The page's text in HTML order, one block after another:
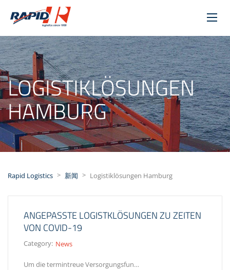
LOGISTIKLÖSUNGEN
HAMBURG
Rapid Logistics > 新闻 > Logistiklösungen Hamburg
ANGEPASSTE LOGISTKLÖSUNGEN ZU ZEITEN
VON COVID-19
Category: News
Um die termintreue Versorgungsfun…